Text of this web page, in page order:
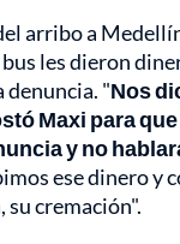
arribo a
les dieron
denuncia. "Nos
Maxi para
y no
ese dinero y
su cremación".